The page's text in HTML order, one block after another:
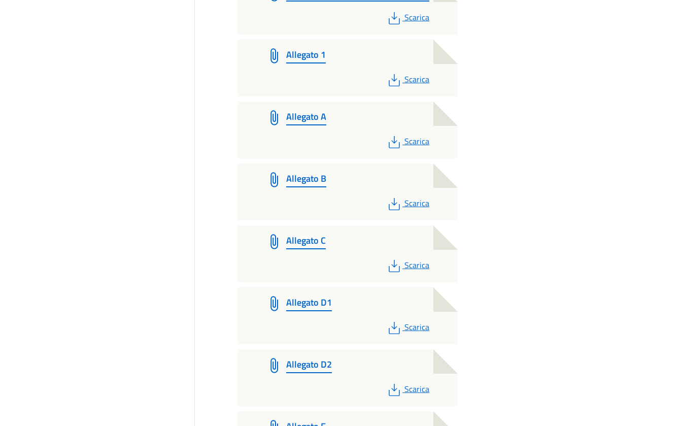
PDF
Scarica
Allegato 1
PDF
Scarica
Allegato A
PDF
Scarica
Allegato B
PDF
Scarica
Allegato C
PDF
Scarica
Allegato D1
PDF
Scarica
Allegato D2
PDF
Scarica